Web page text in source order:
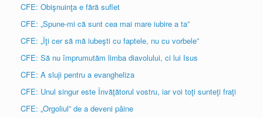
CFE: Obişnuinţa e fără suflet
CFE: „Spune-mi că sunt cea mai mare iubire a ta”
CFE: „Îţi cer să mă iubeşti cu faptele, nu cu vorbele”
CFE: Să nu împrumutăm limba diavolului, ci lui Isus
CFE: A sluji pentru a evangheliza
CFE: Unul singur este Învăţătorul vostru, iar voi toţi sunteţi fraţi
CFE: „Orgoliul” de a deveni pâine